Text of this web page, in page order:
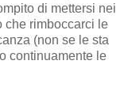
di mettersi nei
che rimboccarci le
(non se le sta
continuamente le